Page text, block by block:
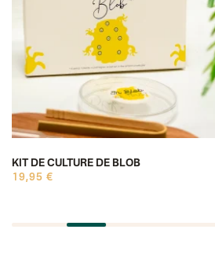
KIT DE CULTURE DE BLOB
19,95 €